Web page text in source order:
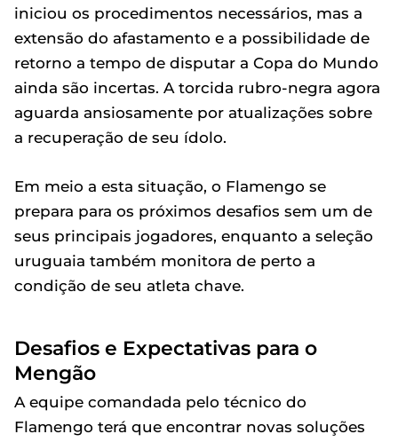
iniciou os procedimentos necessários, mas a
extensão do afastamento e a possibilidade de
retorno a tempo de disputar a Copa do Mundo
ainda são incertas. A torcida rubro-negra agora
aguarda ansiosamente por atualizações sobre
a recuperação de seu ídolo.
Em meio a esta situação, o Flamengo se
prepara para os próximos desafios sem um de
seus principais jogadores, enquanto a seleção
uruguaia também monitora de perto a
condição de seu atleta chave.
Desafios e Expectativas para o
Mengão
A equipe comandada pelo técnico do
Flamengo terá que encontrar novas soluções